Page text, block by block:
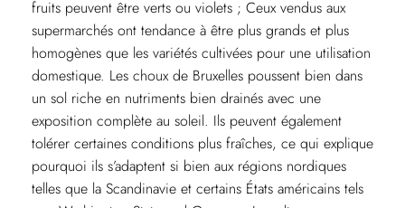
fruits peuvent être verts ou violets ; Ceux vendus aux
supermarchés ont tendance à être plus grands et plus
homogènes que les variétés cultivées pour une utilisation
domestique. Les choux de Bruxelles poussent bien dans
un sol riche en nutriments bien drainés avec une
exposition complète au soleil. Ils peuvent également
tolérer certaines conditions plus fraîches, ce qui explique
pourquoi ils s’adaptent si bien aux régions nordiques
telles que la Scandinavie et certains États américains tels